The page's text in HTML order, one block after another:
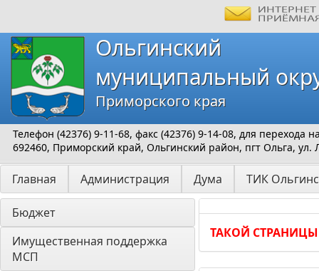
Ольгинский
муниципальный
Приморского края
Телефон (42376) 9-11-68, факс (42376) 9-14-08, для перехода
692460, Приморский край, Ольгинский район, пгт Ольга, ул.
Главная Администрация Дума ТИК
Бюджет
Имущественная поддержка
МСП
ТАКОЙ